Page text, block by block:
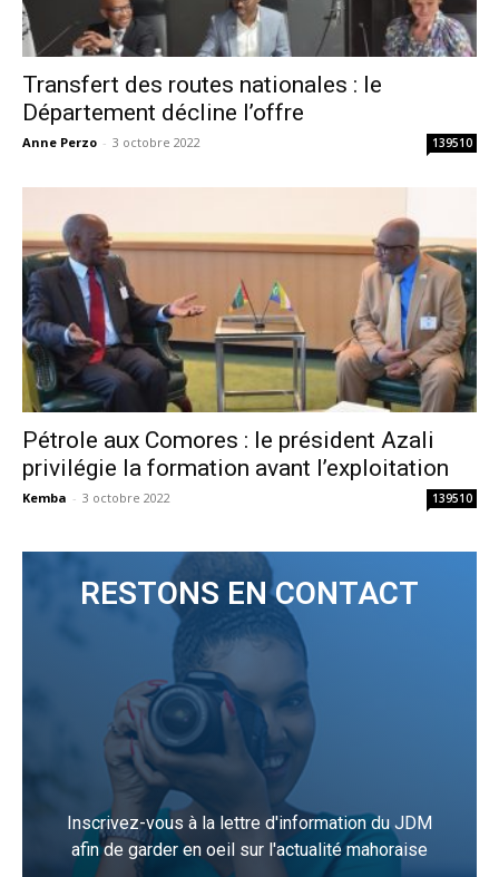
Transfert des routes nationales : le
Département décline l’offre
Anne Perzo - 3 octobre 2022 139510
Pétrole aux Comores : le président Azali
privilégie la formation avant l’exploitation
Kemba - 3 octobre 2022 139510
RESTONS EN CONTACT
Inscrivez-vous à la lettre d'information du JDM
afin de garder en oeil sur l'actualité mahoraise